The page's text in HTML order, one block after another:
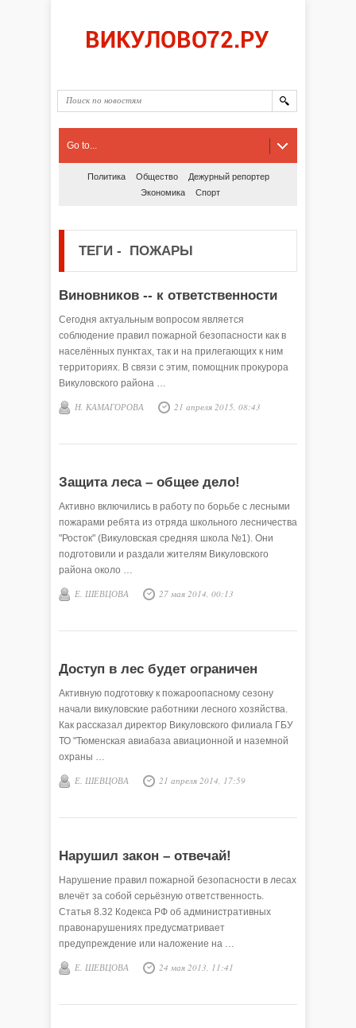
Go to...
Политика Общество
Дежурный репортер
Экономика
Спорт
ТЕГИ - ПОЖАРЫ
Виновников -- к ответственности
Сегодня актуальным вопросом является
соблюдение правил пожарной безопасности как в
населённых пунктах, так и на прилегающих к ним
территориях. В связи с этим, помощник прокурора
Викуловского района …
Н. КАМАГОРОВА 21 апреля 2015, 08:43
Защита леса – общее дело!
Активно включились в работу по борьбе с лесными
пожарами ребята из отряда школьного лесничества
"Росток" (Викуловская средняя школа №1). Они
подготовили и раздали жителям Викуловского
района около …
Е. ШЕВЦОВА 27 мая 2014, 00:13
Доступ в лес будет ограничен
Активную подготовку к пожароопасному сезону
начали викуловские работники лесного хозяйства.
Как рассказал директор Викуловского филиала ГБУ
ТО "Тюменская авиабаза авиационной и наземной
охраны …
Е. ШЕВЦОВА 21 апреля 2014, 17:59
Нарушил закон – отвечай!
Нарушение правил пожарной безопасности в лесах
влечёт за собой серьёзную ответственность.
Статья 8.32 Кодекса РФ об административных
правонарушениях предусматривает
предупреждение или наложение на …
Е. ШЕВЦОВА 24 мая 2013, 11:41